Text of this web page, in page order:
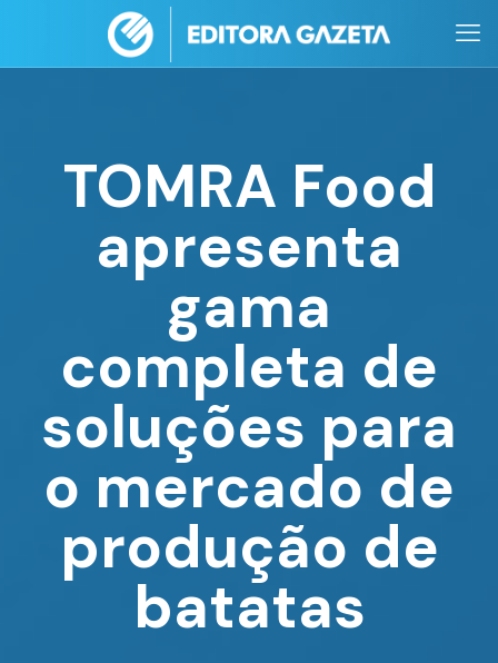
TOMRA Food
apresenta
gama
completa de
soluções para
o mercado de
produção de
batatas